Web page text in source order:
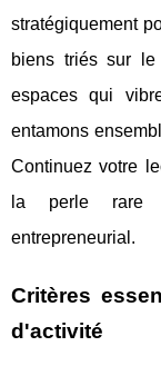
stratégiquement
biens triés sur le
espaces qui
entamons
Continuez votre
la perle rare
entrepreneurial.
Critères
d'activité